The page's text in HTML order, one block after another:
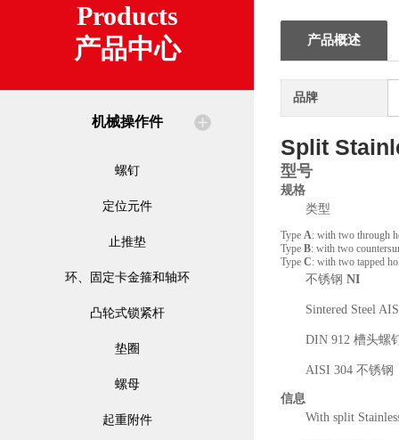
Products
产品中心
机械操作件
螺钉
定位元件
止推垫
环、固定卡金箍和轴环
凸轮式锁紧杆
垫圈
螺母
起重附件
产品概述
品牌
Split
型号
规格
类型
Type A: with two through
Type B: with two
Type C: with two tapped
不锈钢 NI
Sintered Steel
DIN 912 槽头螺
AISI 304 不锈钢
信息
With split